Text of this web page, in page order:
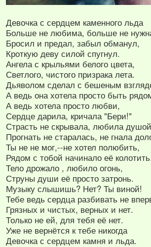
Девочка с сердцем каменного льда
Больше не любима, больше не
Бросил и предал, забыл обманул,
Кроткую деву силой спугнул.
Ангела с крыльями белого цвета,
Светлого, чистого призрака лета.
Дьяволом сделал с бешеным
А ведь она хотела просто быть
А ведь хотела просто любви,
Сердце дарила, кричала "Бери!"
Страсть не скрывала, любила
Прогнать не старалась, не гнала
Ты не не мог,--не хотел полюбить,
Рядом с тобой начинало её
Тело дрожало , любило огонь,
Струны души её просто затронь.
Музыку слышишь? Нет? Ты виной!
Тебе ведь сердца разбивать не
Грязных и чистых, верных и нет.
Только не ей, для тебя её нет.
Уже не вернётся к тебе никогда
Девочка с сердцем камня и льда.